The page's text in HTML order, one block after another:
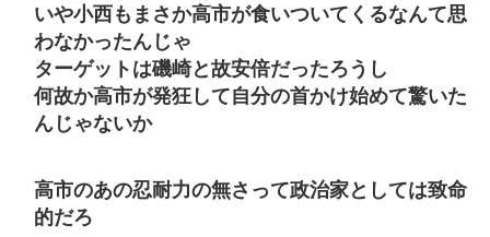
いや小西もまさか高市が食いついてくるなんて思
わなかったんじゃ
ターゲットは磯崎と故安倍だったろうし
何故か高市が発狂して自分の首かけ始めて驚いた
んじゃないか
高市のあの忍耐力の無さって政治家としては致命
的だろ